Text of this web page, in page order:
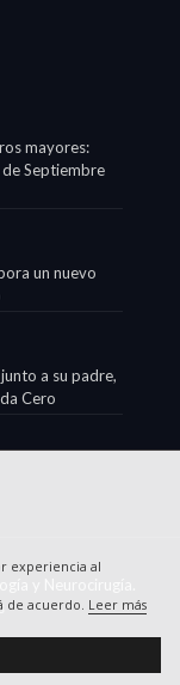
experiencia al
de acuerdo. Leer más
mayores:
de Septiembre
un nuevo
a su padre,
Cero
y Neurocirugía.